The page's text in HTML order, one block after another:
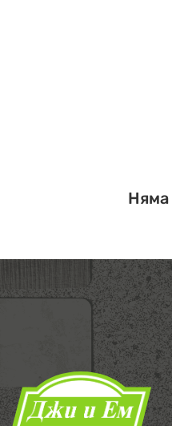
Няма